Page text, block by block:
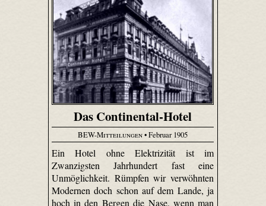
Das Continental-Hotel
BEW-Mitteilungen• Februar 1905
Ein Hotel ohne Elektrizität ist im
Zwanzigsten Jahrhundert fast eine
Unmöglichkeit. Rümpfen wir verwöhnten
Modernen doch schon auf dem Lande, ja
hoch in den Bergen die Nase, wenn man